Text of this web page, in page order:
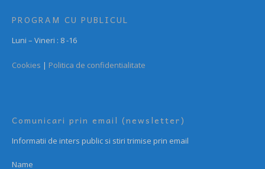
PROGRAM CU PUBLICUL
Luni – Vineri : 8 -16
Cookies | Politica de confidentialitate
Comunicari prin email (newsletter)
Informatii de inters public si stiri trimise prin email
Name